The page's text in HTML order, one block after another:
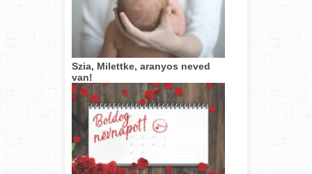
Szia, Milettke, aranyos neved
van!